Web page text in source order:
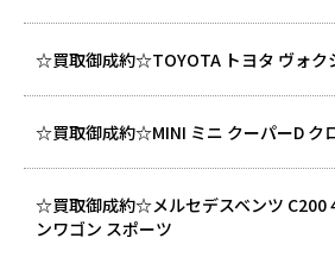
☆買取御成約☆TOYOTA トヨタ ヴォク
☆買取御成約☆MINI ミニ クーパーD ク
☆買取御成約☆メルセデスベンツ C200
ンワゴン スポーツ